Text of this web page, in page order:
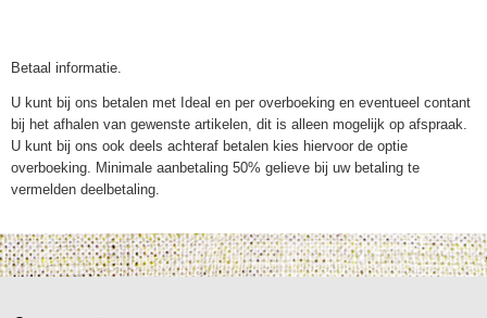
Betaal informatie.
U kunt bij ons betalen met Ideal en per overboeking en eventueel contant
bij het afhalen van gewenste artikelen, dit is alleen mogelijk op afspraak.
U kunt bij ons ook deels achteraf betalen kies hiervoor de optie
overboeking. Minimale aanbetaling 50% gelieve bij uw betaling te
vermelden deelbetaling.